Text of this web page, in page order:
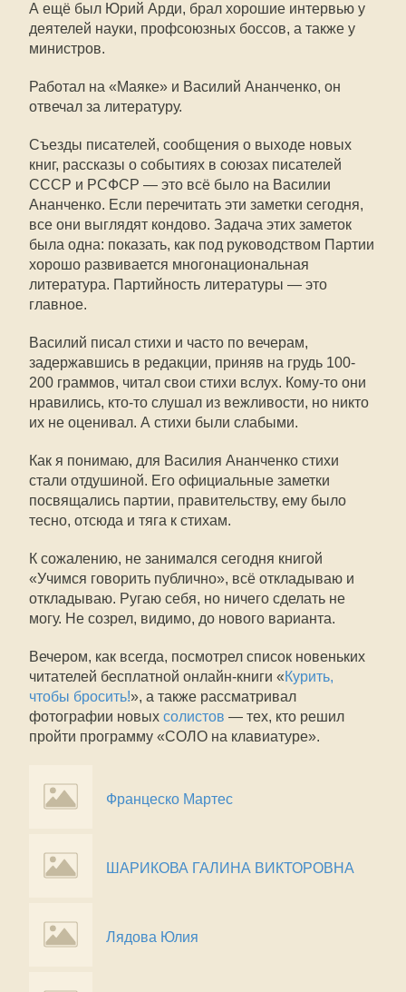
А ещё был Юрий Арди, брал хорошие интервью у
деятелей науки, профсоюзных боссов, а также у
министров.
Работал на «Маяке» и Василий Ананченко, он
отвечал за литературу.
Съезды писателей, сообщения о выходе новых
книг, рассказы о событиях в союзах писателей
СССР и РСФСР — это всё было на Василии
Ананченко. Если перечитать эти заметки сегодня,
все они выглядят кондово. Задача этих заметок
была одна: показать, как под руководством Партии
хорошо развивается многонациональная
литература. Партийность литературы — это
главное.
Василий писал стихи и часто по вечерам,
задержавшись в редакции, приняв на грудь 100-
200 граммов, читал свои стихи вслух. Кому-то они
нравились, кто-то слушал из вежливости, но никто
их не оценивал. А стихи были слабыми.
Как я понимаю, для Василия Ананченко стихи
стали отдушиной. Его официальные заметки
посвящались партии, правительству, ему было
тесно, отсюда и тяга к стихам.
К сожалению, не занимался сегодня книгой
«Учимся говорить публично», всё откладываю и
откладываю. Ругаю себя, но ничего сделать не
могу. Не созрел, видимо, до нового варианта.
Вечером, как всегда, посмотрел список новеньких
читателей бесплатной онлайн-книги «Курить,
чтобы бросить!», а также рассматривал
фотографии новых солистов — тех, кто решил
пройти программу «СОЛО на клавиатуре».
Францеско Мартес
ШАРИКОВА ГАЛИНА ВИКТОРОВНА
Лядова Юлия